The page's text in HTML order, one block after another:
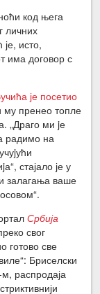
код њега
личних
исто,
има договор с
је посетио
му пренео топле
„Драго ми jе
радимо на
стајало је у
залагања ваше
Србија
свог
готово све
Бриселски
распродаја